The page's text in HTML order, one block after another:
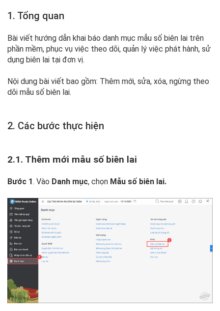
1. Tổng quan
Bài viết hướng dẫn khai báo danh mục mẫu số biên lai trên
phần mềm, phục vụ việc theo dõi, quản lý việc phát hành, sử
dụng biên lai tại đơn vị.
Nội dung bài viết bao gồm: Thêm mới, sửa, xóa, ngừng theo
dõi mẫu số biên lai.
2. Các bước thực hiện
2.1. Thêm mới mẫu số biên lai
Bước 1. Vào Danh mục, chọn Mẫu số biên lai.